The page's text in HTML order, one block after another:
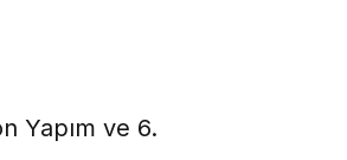
Yapım ve 6.